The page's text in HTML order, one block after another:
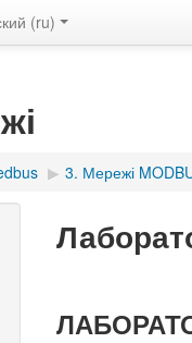
‎(ru)‎
▶︎ 3. Мережі